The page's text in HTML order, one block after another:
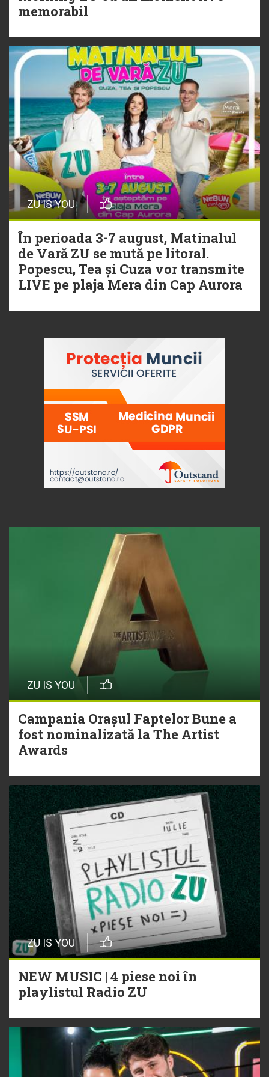
Torpedoul lui Morar: Theo Rose -
memorabil
ZU IS YOU
În perioada 3-7 august, Matinalul
de Vară ZU se mută pe litoral.
Popescu, Tea și Cuza vor transmite
LIVE pe plaja Mera din Cap Aurora
ZU IS YOU
Campania Orașul Faptelor Bune a
fost nominalizată la The Artist
Awards
ZU IS YOU
NEW MUSIC | 4 piese noi în
playlistul Radio ZU